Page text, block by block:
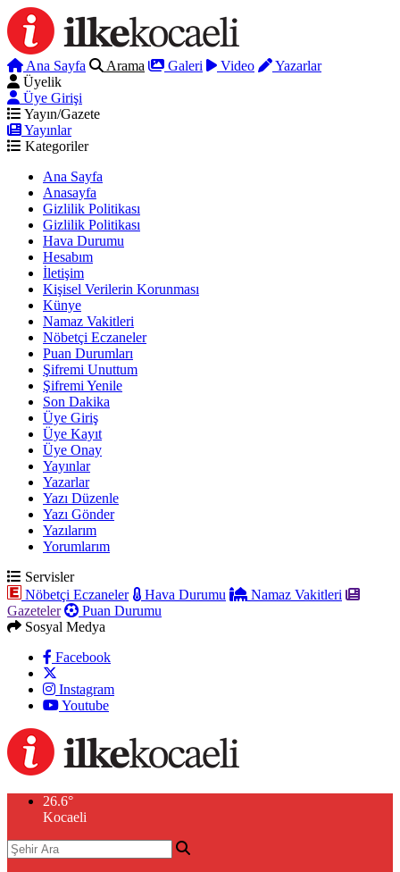
Ana Sayfa Arama Galeri Video
Yazarlar
Üyelik
Üye Girişi
Yayın/Gazete
Yayınlar
Kategoriler
Ana Sayfa
Anasayfa
Gizlilik Politikası
Gizlilik Politikası
Hava Durumu
Hesabım
İletişim
Kişisel Verilerin Korunması
Künye
Namaz Vakitleri
Nöbetçi Eczaneler
Puan Durumları
Şifremi Unuttum
Şifremi Yenile
Son Dakika
Üye Giriş
Üye Kayıt
Üye Onay
Yayınlar
Yazarlar
Yazı Düzenle
Yazı Gönder
Yazılarım
Yorumlarım
Servisler
Nöbetçi Eczaneler
Hava Durumu
Namaz Vakitleri
Gazeteler
Puan Durumu
Sosyal Medya
Facebook
Instagram
Youtube
26.6°
Kocaeli